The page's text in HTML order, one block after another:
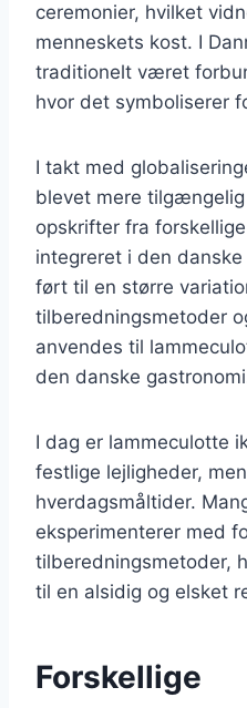
ceremonier, hvilket
menneskets kost. I
traditionelt været
hvor det symboliserer
I takt med
blevet mere
opskrifter fra
integreret i den
ført til en større
tilberedningsmetoder
anvendes til
den danske
I dag er lammeculotte
festlige lejligheder,
hverdagsmåltider.
eksperimenterer med
tilberedningsmetoder,
til en alsidig og elsket
Forskellige